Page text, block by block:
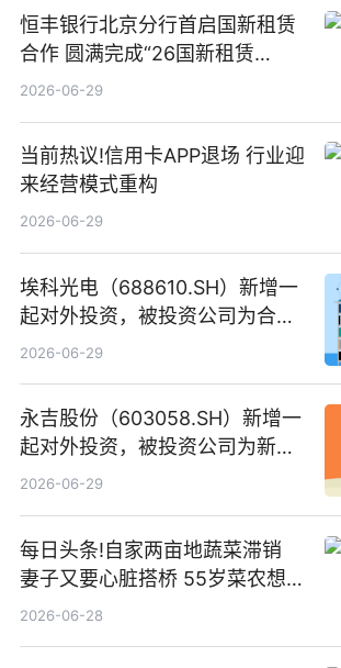
恒丰银行北京分行首启国新租赁
合作 圆满完成“26国新租赁
SCP003”发行_焦点精选
2026-06-29
当前热议!信用卡APP退场 行业迎
来经营模式重构
2026-06-29
埃科光电（688610.SH）新增一
起对外投资，被投资公司为合肥
元随信息技术有限公司
2026-06-29
永吉股份（603058.SH）新增一
起对外投资，被投资公司为新绘
纪（重庆）科技有限公司
2026-06-29
每日头条!自家两亩地蔬菜滞销
妻子又要心脏搭桥 55岁菜农想
多卖点菜筹治病钱
2026-06-28